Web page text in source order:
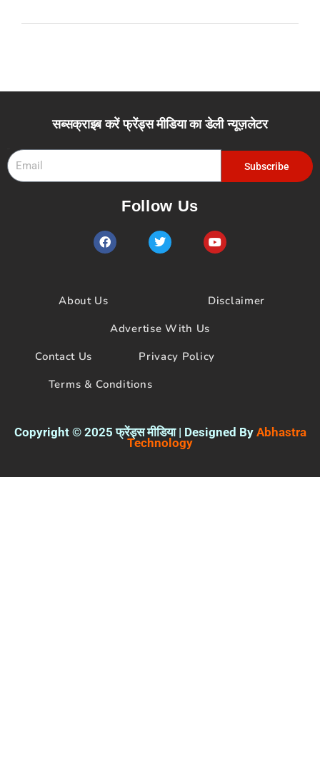
सब्सक्राइब करें फ्रेंड्स मीडिया का डेली न्यूज़लेटर
Subscribe
Follow Us
F
a
c
o
T
w
i
Y
o
u
e
About Us
Disclaimer
Advertise With Us
Contact Us
Privacy Policy
Terms & Conditions
Copyright © 2025 फ्रेंड्स मीडिया | Designed By Abhastra
Technology